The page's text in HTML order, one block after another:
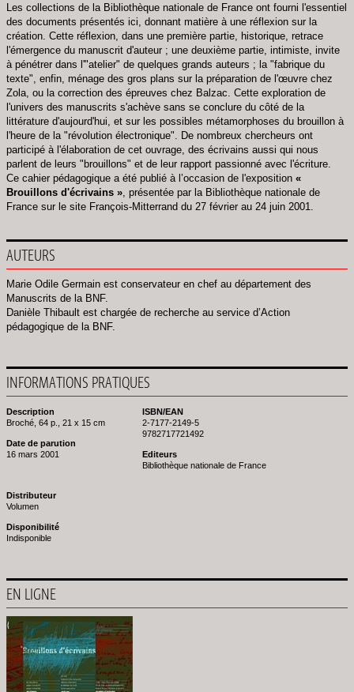
Les collections de la Bibliothèque nationale de France ont fourni l'essentiel
des documents présentés ici, donnant matière à une réflexion sur la
création. Cette réflexion, dans une première partie, historique, retrace
l'émergence du manuscrit d'auteur ; une deuxième partie, intimiste, invite
à pénétrer dans l'"atelier" de quelques grands auteurs ; la "fabrique du
texte", enfin, ménage des gros plans sur la préparation de l'œuvre chez
Zola, ou la correction des épreuves chez Balzac. Cette exploration de
l'univers des manuscrits s'achève sans se conclure du côté de la
littérature d'aujourd'hui, et sur les possibles métamorphoses du brouillon à
l'heure de la "révolution électronique". De nombreux chercheurs ont
participé à l'élaboration de cet ouvrage, des écrivains aussi qui nous
parlent de leurs "brouillons" et de leur rapport passionné avec l'écriture.
Ce cahier pédagogique a été publié à l’occasion de l'exposition «
Brouillons d'écrivains », présentée par la Bibliothèque nationale de
France sur le site François-Mitterrand du 27 février au 24 juin 2001.
AUTEURS
Marie Odile Germain est conservateur en chef au département des
Manuscrits de la BNF.
Danièle Thibault est chargée de recherche au service d’Action
pédagogique de la BNF.
INFORMATIONS PRATIQUES
Description
Broché, 64 p., 21 x 15 cm
Date de parution
16 mars 2001
ISBN/EAN
2-7177-2149-5
9782717721492
Editeurs
Bibliothèque nationale de France
Distributeur
Volumen
Disponibilité
Indisponible
EN LIGNE